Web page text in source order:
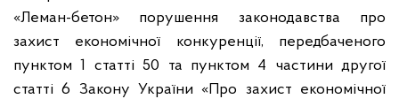
«Леман-бетон» порушення законодавства про
захист економічної конкуренції, передбаченого
пунктом 1 статті 50 та пунктом 4 частини другої
статті 6 Закону України «Про захист економічної